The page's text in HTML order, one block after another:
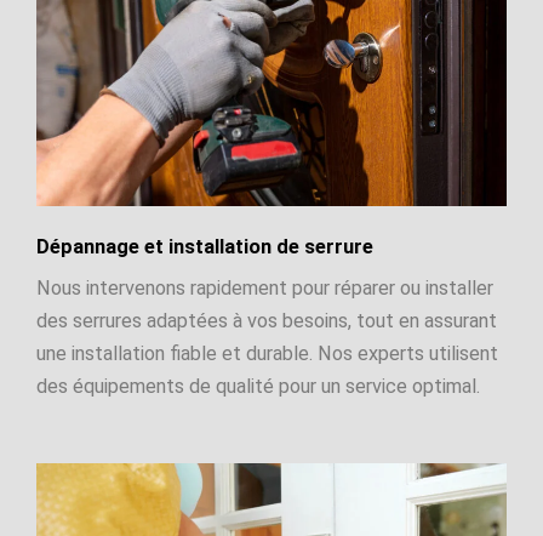
Dépannage et installation de serrure
Nous intervenons rapidement pour réparer ou installer
des serrures adaptées à vos besoins, tout en assurant
une installation fiable et durable. Nos experts utilisent
des équipements de qualité pour un service optimal.